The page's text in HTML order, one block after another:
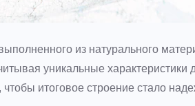
из натурального
уникальные
чтобы итоговое строение стало